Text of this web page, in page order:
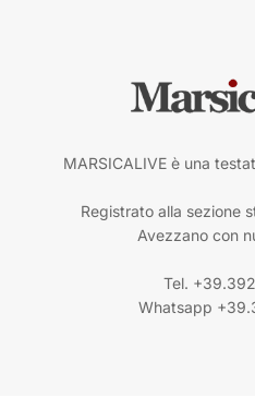
MARSICALIVE è una
Registrato alla sezione
Avezzano con
Tel.
Whatsapp